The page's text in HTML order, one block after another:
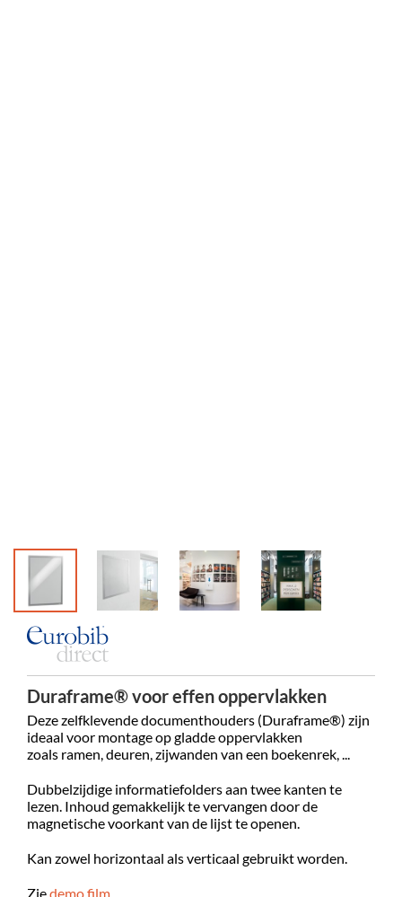
Duraframe® voor effen oppervlakken
Deze zelfklevende documenthouders (Duraframe®) zijn
ideaal voor montage op gladde oppervlakken
zoals ramen, deuren, zijwanden van een boekenrek, ...
Dubbelzijdige informatiefolders aan twee kanten te
lezen. Inhoud gemakkelijk te vervangen door de
magnetische voorkant van de lijst te openen.
Kan zowel horizontaal als verticaal gebruikt worden.
Ziedemo film